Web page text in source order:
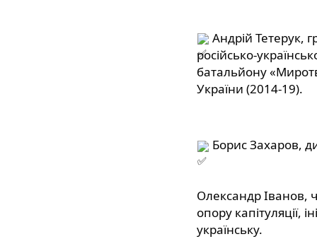
Андрій Тетерук,
російсько-
батальйону
України (2014-19).
Борис Захаров,
Олександр Іванов,
опору капітуляції,
українську.